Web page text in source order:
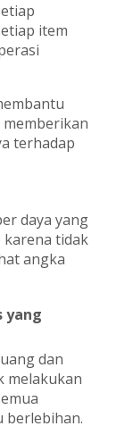
item
terhadap
daya yang
karena tidak
angka
yang
dan
melakukan
berlebihan.